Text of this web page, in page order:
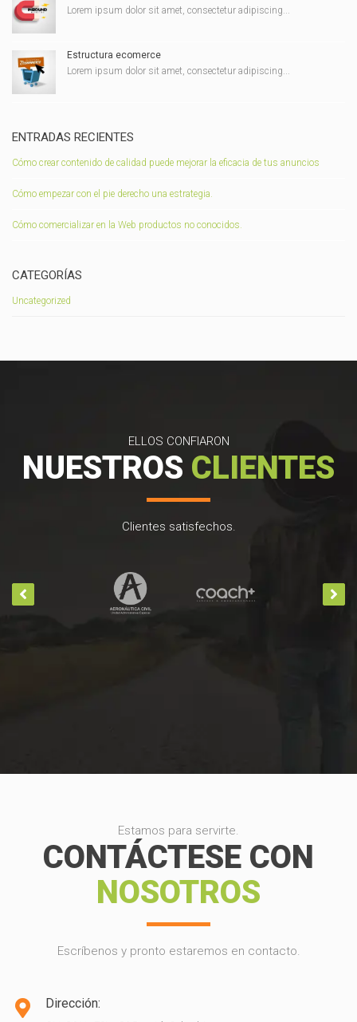
Lorem ipsum dolor sit amet, consectetur adipiscing...
Estructura ecomerce
Lorem ipsum dolor sit amet, consectetur adipiscing...
ENTRADAS RECIENTES
Cómo crear contenido de calidad puede mejorar la eficacia de tus anuncios
Cómo empezar con el pie derecho una estrategia.
Cómo comercializar en la Web productos no conocidos.
CATEGORÍAS
Uncategorized
ELLOS CONFIARON
NUESTROS CLIENTES
Clientes satisfechos.
Estamos para servirte.
CONTÁCTESE CON
NOSOTROS
Escríbenos y pronto estaremos en contacto.
Dirección: